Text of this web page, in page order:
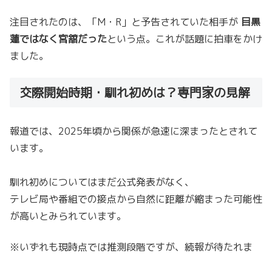
注目されたのは、「M・R」と予告されていた相手が 目黒
蓮ではなく宮舘だったという点。これが話題に拍車をかけ
ました。
交際開始時期・馴れ初めは？専門家の見解
報道では、2025年頃から関係が急速に深まったとされて
います。
馴れ初めについてはまだ公式発表がなく、
テレビ局や番組での接点から自然に距離が縮まった可能性
が高いとみられています。
※いずれも現時点では推測段階ですが、続報が待たれま